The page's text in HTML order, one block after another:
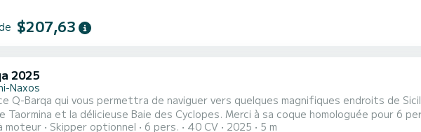
$207,63
2025
Naxos
Q-Barqa qui vous permettra de naviguer vers quelques magnifiques endroits de
Taormina et la délicieuse Baie des Cyclopes. Merci à sa coque homologuée pour 6
généreuses, d'un grand bain de soleil à l'avant avec des coussins bien protégés
moteur Skipper optionnel 6 pers. 40 CV 2025 5 m